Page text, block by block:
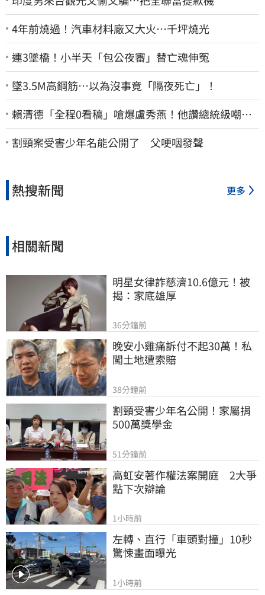
4年前燒過！汽車材料廠又大火…千坪燒光
連3墜橋！小半天「包公夜審」替亡魂伸冤
墜3.5M高鋼筋…以為沒事竟「隔夜死亡」！
賴清德「全程0看稿」嗆爆盧秀燕！他讚總統級嘲
諷：把8年總帳一次掀翻
割頸案受害少年名能公開了 父哽咽發聲
熱搜新聞 更多
相關新聞
明星女律詐慈濟10.6億元！被
揭：家底雄厚
36分鐘前
晚安小雞痛訴付不起30萬！私
闖土地遭索賠
38分鐘前
割頸受害少年名公開！家屬捐
500萬獎學金
51分鐘前
高虹安著作權法案開庭　2大爭
點下次辯論
1小時前
左轉、直行「車頭對撞」10秒
驚悚畫面曝光
1小時前